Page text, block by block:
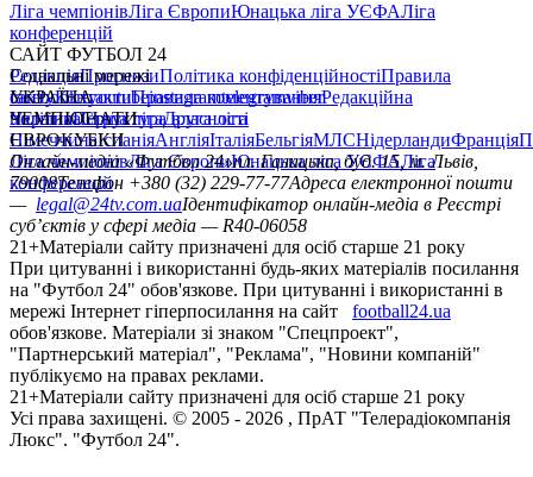
Ліга чемпіонівЛіга ЄвропиЮнацька ліга УЄФАЛіга
конференцій
САЙТ ФУТБОЛ 24
РедакціяПрогнозиПолітика конфіденційностіПравила
сайтуКонтактиПравила коментуванняРедакційна
політикаСтруктура власності
Соціальні мережі
facebookxyoutubeinstagramtelegramviber
УКРАЇНА
УкраїнаПерша лігаДруга ліга
ЧЕМПІОНАТИ
НімеччинаІспаніяАнгліяІталіяБельгіяМЛСНідерландиФранція
ЄВРОКУБКИ
Ліга чемпіонівЛіга ЄвропиЮнацька ліга УЄФАЛіга
конференцій
Онлайн-медіа «Футбол 24»пл. Галицька, буд. 15, м. Львів,
79008Телефон +380 (32) 229-77-77Адреса електронної пошти
— legal@24tv.com.uaІдентифікатор онлайн-медіа в Реєстрі
суб’єктів у сфері медіа — R40-06058
21+Матеріали сайту призначені для осіб старше 21 року
При цитуванні і використанні будь-яких матеріалів посилання
на "Футбол 24" обов'язкове. При цитуванні і використанні в
мережі Інтернет гіперпосилання на сайт
football24.ua
обов'язкове. Матеріали зі знаком "Спецпроект",
"Партнерський матеріал", "Реклама", "Новини компаній"
публікуємо на правах реклами.
21+Матеріали сайту призначені для осіб старше 21 року
Усi права захищенi. © 2005 - 2026 , ПрАТ "Телерадіокомпанія
Люкс". "Футбол 24".